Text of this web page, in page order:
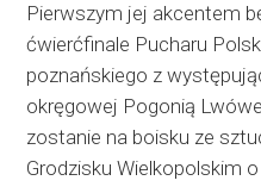
Pierwszym jej akcentem
ćwierćfinale Pucharu
poznańskiego z
okręgowej Pogonią
zostanie na boisku ze
Grodzisku Wielkopolskim